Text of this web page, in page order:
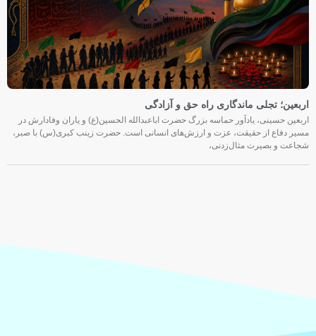
اربعین؛ تجلی ماندگاری راه حق و آزادگی
اربعین حسینی، یادآور حماسه بزرگ حضرت اباعبدالله الحسین(ع) و یاران وفادارش در
مسیر دفاع از حقیقت، عزت و ارزش‌های انسانی است. حضرت زینب کبری(س) با صبر،
شجاعت و بصیرت مثال‌زدنی،